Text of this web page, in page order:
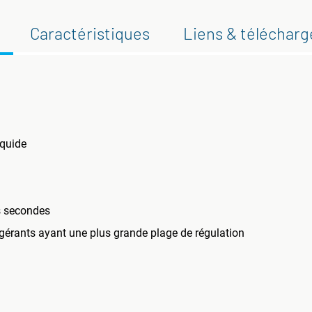
Caractéristiques Liens &
ayant une plus grande plage de régulation